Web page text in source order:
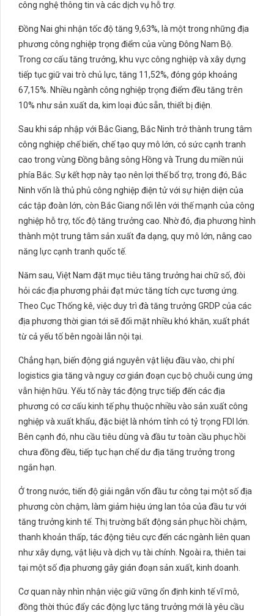
công nghệ thông tin và các dịch vụ hỗ trợ.
Đồng Nai ghi nhận tốc độ tăng 9,63%, là một trong những địa
phương công nghiệp trọng điểm của vùng Đông Nam Bộ.
Trong cơ cấu tăng trưởng, khu vực công nghiệp và xây dựng
tiếp tục giữ vai trò chủ lực, tăng 11,52%, đóng góp khoảng
67,15%. Nhiều ngành công nghiệp trọng điểm đều tăng trên
10% như sản xuất da, kim loại đúc sẵn, thiết bị điện.
Sau khi sáp nhập với Bắc Giang, Bắc Ninh trở thành trung tâm
công nghiệp chế biến, chế tạo quy mô lớn, có sức cạnh tranh
cao trong vùng Đồng bằng sông Hồng và Trung du miền núi
phía Bắc. Sự kết hợp này tạo nên lợi thế bổ trợ, trong đó, Bắc
Ninh vốn là thủ phủ công nghiệp điện tử với sự hiện diện của
các tập đoàn lớn, còn Bắc Giang nổi lên với thế mạnh của công
nghiệp hỗ trợ, tốc độ tăng trưởng cao. Nhờ đó, địa phương hình
thành một trung tâm sản xuất đa dạng, quy mô lớn, nâng cao
năng lực cạnh tranh quốc tế.
Năm sau, Việt Nam đặt mục tiêu tăng trưởng hai chữ số, đòi
hỏi các địa phương phải đạt mức tăng tích cực tương ứng.
Theo Cục Thống kê, việc duy trì đà tăng trưởng GRDP của các
địa phương thời gian tới sẽ đối mặt nhiều khó khăn, xuất phát
từ cả yếu tố bên ngoài lẫn nội tại.
Chẳng hạn, biến động giá nguyên vật liệu đầu vào, chi phí
logistics gia tăng và nguy cơ gián đoạn cục bộ chuỗi cung ứng
vẫn hiện hữu. Yếu tố này tác động trực tiếp đến các địa
phương có cơ cấu kinh tế phụ thuộc nhiều vào sản xuất công
nghiệp và xuất khẩu, đặc biệt là nhóm tỉnh có tỷ trọng FDI lớn.
Bên cạnh đó, nhu cầu tiêu dùng và đầu tư toàn cầu phục hồi
chưa đồng đều, tiếp tục hạn chế dư địa tăng trưởng trong
ngắn hạn.
Ở trong nước, tiến độ giải ngân vốn đầu tư công tại một số địa
phương còn chậm, làm giảm hiệu ứng lan tỏa của đầu tư với
tăng trưởng kinh tế. Thị trường bất động sản phục hồi chậm,
thanh khoản thấp, tác động tiêu cực đến các ngành liên quan
như xây dựng, vật liệu và dịch vụ tài chính. Ngoài ra, thiên tai
tại một số địa phương gây gián đoạn sản xuất, kinh doanh.
Cơ quan này nhìn nhận việc giữ vững ổn định kinh tế vĩ mô,
đồng thời thúc đẩy các động lực tăng trưởng mới là yêu cầu